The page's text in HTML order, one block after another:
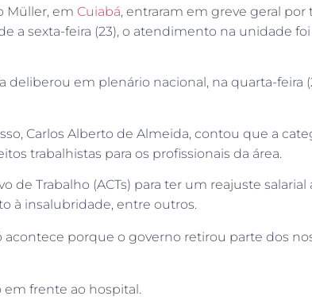
Müller, em Cuiabá, entraram em greve geral por
a sexta-feira (23), o atendimento na unidade
em plenário nacional, na quarta-feira
Carlos Alberto de Almeida, contou que a
trabalhistas para os profissionais da área.
Trabalho (ACTs) para ter um reajuste salarial
à insalubridade, entre outros.
acontece porque o governo retirou parte dos
em frente ao hospital.